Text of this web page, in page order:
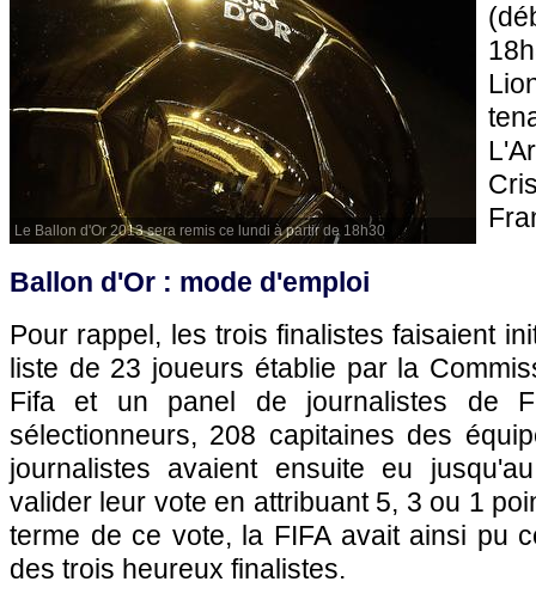
Le Ballon d'Or 2013 sera remis ce lundi à partir de 18h30
Ballon d'Or : mode d'emploi
Pour rappel, les trois finalistes faisaient
liste de 23 joueurs établie par la
Fifa et un panel de journalistes de
sélectionneurs, 208 capitaines des
journalistes avaient ensuite eu
valider leur vote en attribuant 5, 3 ou 1
terme de ce vote, la FIFA avait ainsi pu
des trois heureux finalistes.